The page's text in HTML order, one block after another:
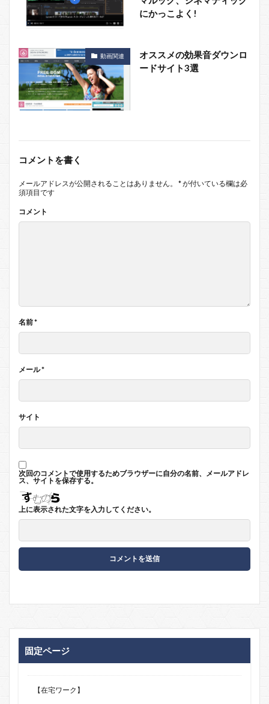
にかっこよく!
動画関連
オススメの効果音ダウンロ
ードサイト3選
コメントを書く
メールアドレスが公開されることはありません。 *が付いている欄は必
須項目です
コメント
名前*
メール*
サイト
次回のコメントで使用するためブラウザーに自分の名前、メールアドレ
ス、サイトを保存する。
上に表示された文字を入力してください。
固定ページ
【在宅ワーク】